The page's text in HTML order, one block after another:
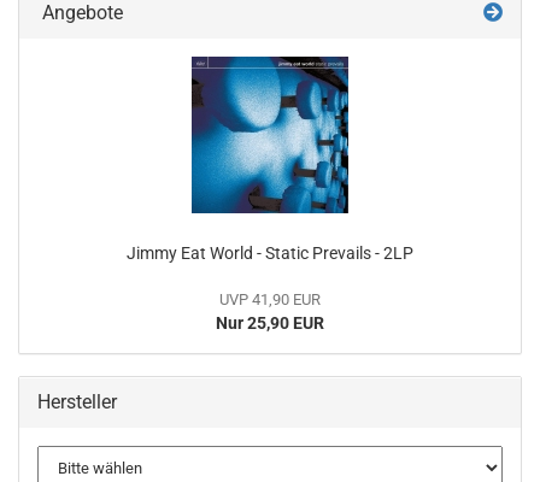
Angebote
Jimmy Eat World - Static Prevails - 2LP
UVP 41,90 EUR
Nur 25,90 EUR
Hersteller